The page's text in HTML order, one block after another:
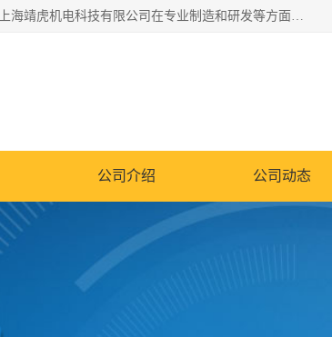
上海靖虎机电科技有限公司主营：SDI仪，水质分析仪，水质检测仪产品；上海靖虎机电科技有限公司在专业制造和研发等方面的强大的平台优势，利用自身在自动化仪表、自控系统及环保监测仪器的专长，以优良的技术，优越的产品质量和良好的服务质量与广大客户真诚合作。
公司介绍 公司动态